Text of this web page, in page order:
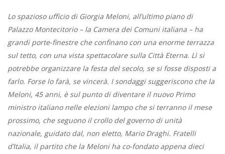
Lo spazioso ufficio di Giorgia Meloni, all’ultimo piano di
Palazzo Montecitorio – la Camera dei Comuni italiana – ha
grandi porte-finestre che confinano con una enorme terrazza
sul tetto, con una vista spettacolare sulla Città Eterna. Lì si
potrebbe organizzare la festa del secolo, se si fosse disposti a
farlo. Forse lo farà, se vincerà. I sondaggi suggeriscono che la
Meloni, 45 anni, è sul punto di diventare il nuovo Primo
ministro italiano nelle elezioni lampo che si terranno il mese
prossimo, che seguono il crollo del governo di unità
nazionale, guidato dal, non eletto, Mario Draghi. Fratelli
d’Italia, il partito che la Meloni ha co-fondato appena dieci